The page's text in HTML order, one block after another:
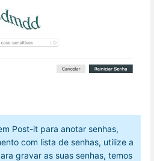
Post-it para anotar senhas,
com lista de senhas, utilize a
gravar as suas senhas, temos